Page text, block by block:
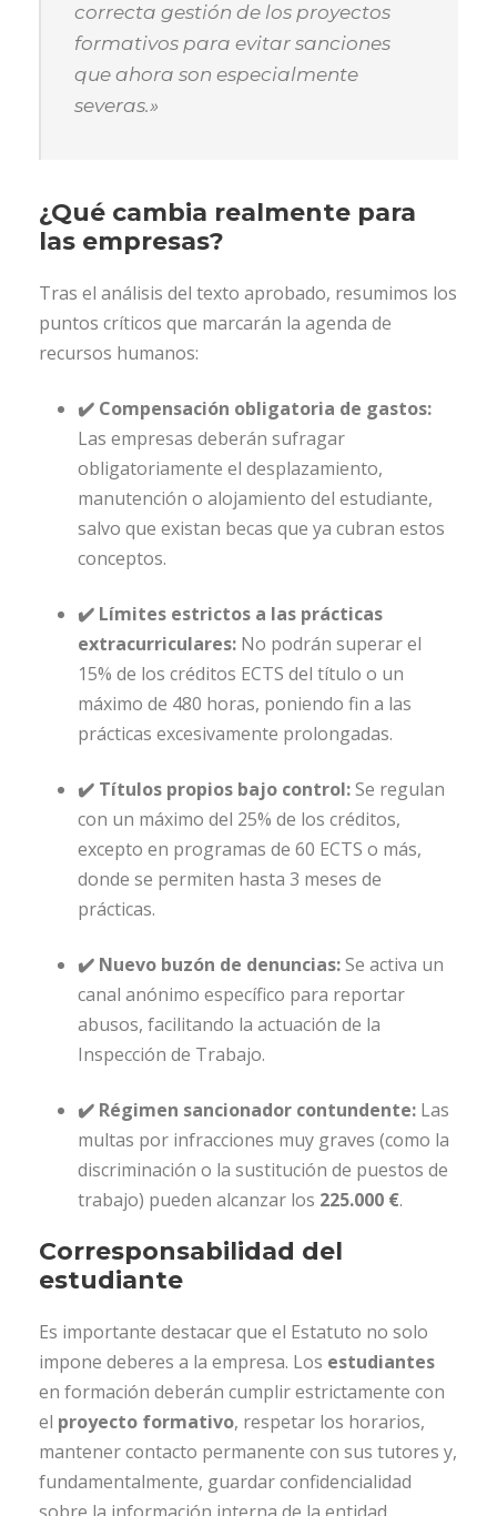
correcta gestión de los proyectos
formativos para evitar sanciones
que ahora son especialmente
severas.»
¿Qué cambia realmente para
las empresas?
Tras el análisis del texto aprobado, resumimos los
puntos críticos que marcarán la agenda de
recursos humanos:
✔️ Compensación obligatoria de gastos:
Las empresas deberán sufragar
obligatoriamente el desplazamiento,
manutención o alojamiento del estudiante,
salvo que existan becas que ya cubran estos
conceptos.
✔️ Límites estrictos a las prácticas
extracurriculares: No podrán superar el
15% de los créditos ECTS del título o un
máximo de 480 horas, poniendo fin a las
prácticas excesivamente prolongadas.
✔️ Títulos propios bajo control:Se regulan
con un máximo del 25% de los créditos,
excepto en programas de 60 ECTS o más,
donde se permiten hasta 3 meses de
prácticas.
✔️ Nuevo buzón de denuncias:Se activa un
canal anónimo específico para reportar
abusos, facilitando la actuación de la
Inspección de Trabajo.
✔️ Régimen sancionador contundente: Las
multas por infracciones muy graves (como la
discriminación o la sustitución de puestos de
trabajo) pueden alcanzar los 225.000 €.
Corresponsabilidad del
estudiante
Es importante destacar que el Estatuto no solo
impone deberes a la empresa. Los estudiantes
en formación deberán cumplir estrictamente con
el proyecto formativo, respetar los horarios,
mantener contacto permanente con sus tutores y,
fundamentalmente, guardar confidencialidad